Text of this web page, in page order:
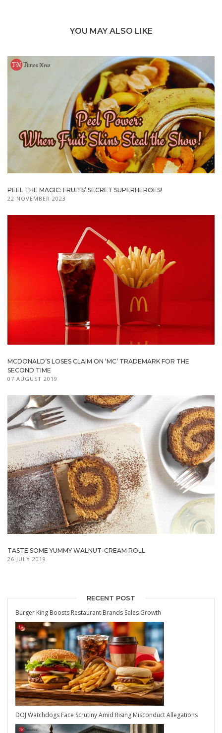
YOU MAY ALSO LIKE
PEEL THE MAGIC: FRUITS’ SECRET SUPERHEROES!
22 NOVEMBER 2023
MCDONALD’S LOSES CLAIM ON ‘MC’ TRADEMARK FOR THE
SECOND TIME
07 AUGUST 2019
TASTE SOME YUMMY WALNUT-CREAM ROLL
26 JULY 2019
RECENT POST
Burger King Boosts Restaurant Brands Sales Growth
DOJ Watchdogs Face Scrutiny Amid Rising Misconduct Allegations